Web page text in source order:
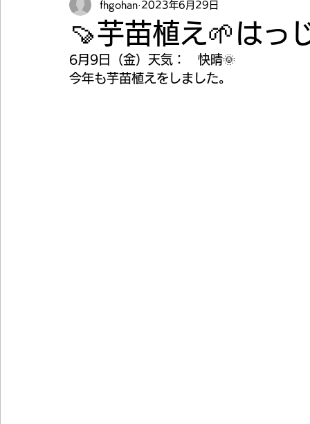
🍠芋苗植え🌱はっ
fhgohan 2023年6月29日
6月9日（金）天気：　快晴🌞
今年も芋苗植えをしました。